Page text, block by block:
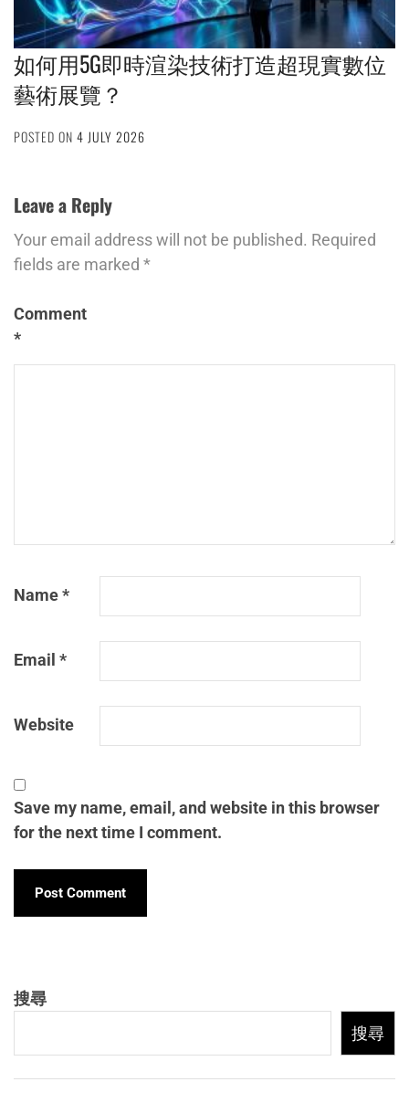
如何用5G即時渲染技術打造超現實數位
藝術展覽？
POSTED ON 4 JULY 2026
Leave a Reply
Your email address will not be published. Required
fields are marked *
Comment
*
Name*
Email *
Website
Save my name, email, and website in this browser
for the next time I comment.
搜尋
搜尋